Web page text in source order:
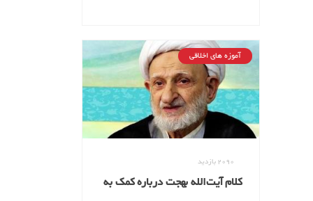
آموزه های اخلاقی
2090بازدید
کلام آیت‌الله بهجت درباره کمک به